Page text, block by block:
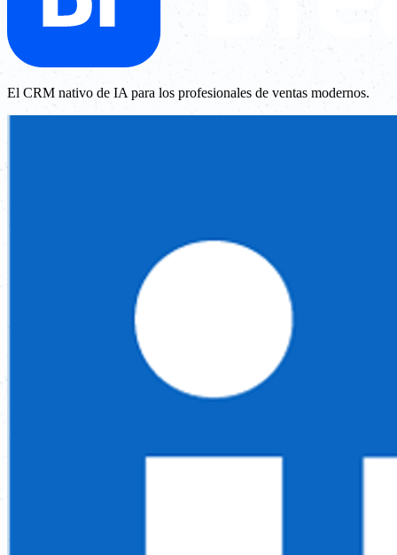
El CRM nativo de IA para los profesionales de ventas modernos.